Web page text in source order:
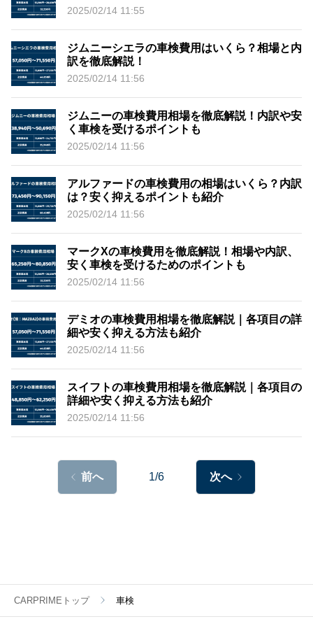
2025/02/14 11:55
ジムニーシエラの車検費用はいくら？相場と内
訳を徹底解説！
2025/02/14 11:56
ジムニーの車検費用相場を徹底解説！内訳や安
く車検を受けるポイントも
2025/02/14 11:56
アルファードの車検費用の相場はいくら？内訳
は？安く抑えるポイントも紹介
2025/02/14 11:56
マークXの車検費用を徹底解説！相場や内訳、
安く車検を受けるためのポイントも
2025/02/14 11:56
デミオの車検費用相場を徹底解説｜各項目の詳
細や安く抑える方法も紹介
2025/02/14 11:56
スイフトの車検費用相場を徹底解説｜各項目の
詳細や安く抑える方法も紹介
2025/02/14 11:56
前へ 1/6 次へ
CARPRIMEトップ 車検